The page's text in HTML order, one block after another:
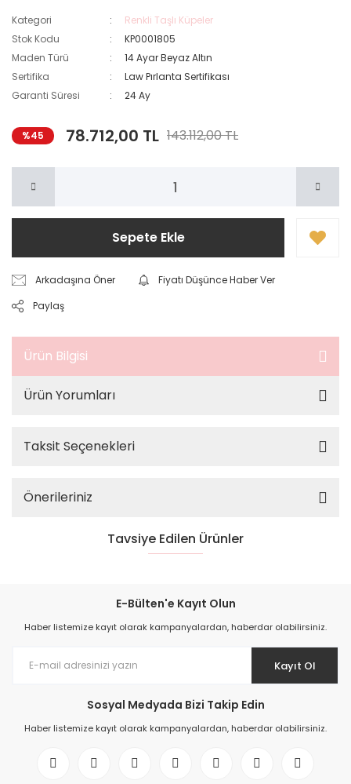
Kategori
Renkli Taşlı Küpeler
Stok Kodu
KP0001805
Maden Türü
14 Ayar Beyaz Altın
Sertifika
Law Pırlanta Sertifikası
Garanti Süresi
24 Ay
%45 78.712,00 TL 143.112,00 TL
Sepete Ekle
Arkadaşına Öner
Fiyatı Düşünce Haber Ver
Paylaş
Ürün Bilgisi
Ürün Yorumları
Taksit Seçenekleri
Önerileriniz
Tavsiye Edilen Ürünler
2,01 Karat Pırlantalı Safir Küpe
36.500,00 TL
E-Bülten'e Kayıt Olun
Haber listemize kayıt olarak kampanyalardan, haberdar olabilirsiniz.
Kayıt Ol
Sosyal Medyada Bizi Takip Edin
Haber listemize kayıt olarak kampanyalardan, haberdar olabilirsiniz.